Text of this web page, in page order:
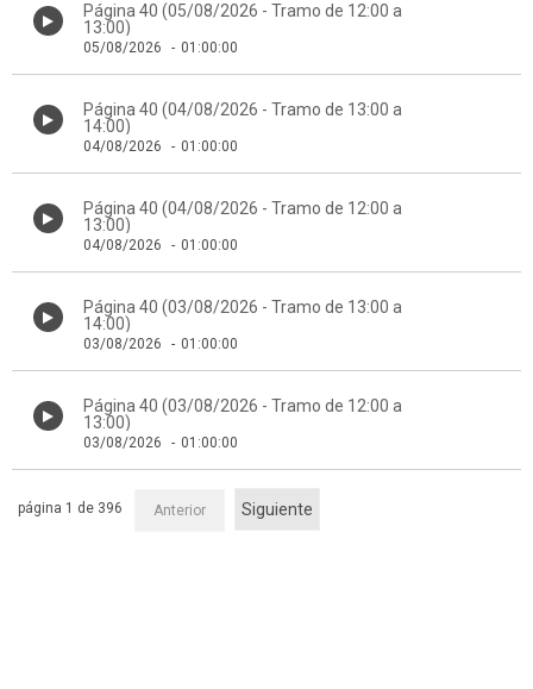
Página 40 (05/08/2026 - Tramo de 12:00 a
13:00)
05/08/2026 - 01:00:00
Página 40 (04/08/2026 - Tramo de 13:00 a
14:00)
04/08/2026 - 01:00:00
Página 40 (04/08/2026 - Tramo de 12:00 a
13:00)
04/08/2026 - 01:00:00
Página 40 (03/08/2026 - Tramo de 13:00 a
14:00)
03/08/2026 - 01:00:00
Página 40 (03/08/2026 - Tramo de 12:00 a
13:00)
03/08/2026 - 01:00:00
Anterior Siguiente
página 1 de 396